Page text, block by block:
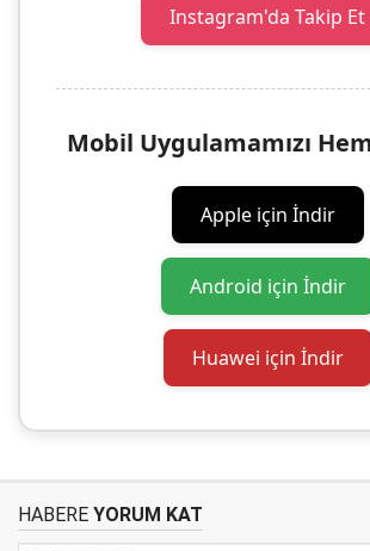
Instagram'da Takip Et
Mobil Uygulamamızı
Apple için İndir
Android için İndir
Huawei için İndir
HABERE YORUM KAT